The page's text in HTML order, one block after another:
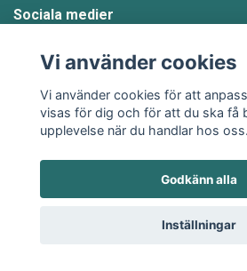
Sociala medier
© 2026 Klädje
Vi använder cookies
Vi använder cookies för att
visas för dig och för att du ska få
upplevelse när du handlar hos oss.
Godkänn alla
Inställningar